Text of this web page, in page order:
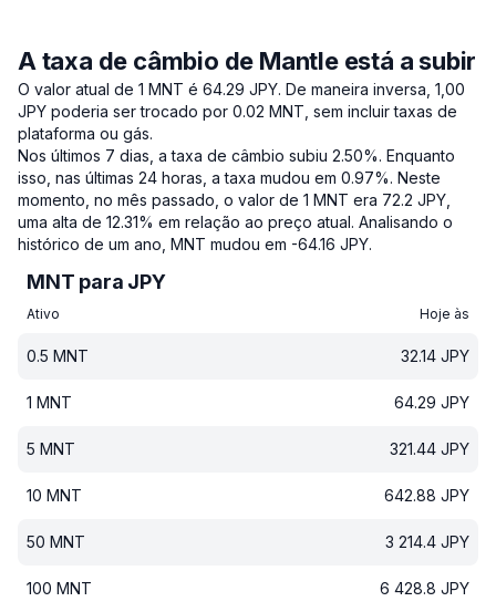
A taxa de câmbio de Mantle está a subir
O valor atual de 1 MNT é 64.29 JPY. De maneira inversa, 1,00
JPY poderia ser trocado por 0.02 MNT, sem incluir taxas de
plataforma ou gás.
Nos últimos 7 dias, a taxa de câmbio subiu 2.50%. Enquanto
isso, nas últimas 24 horas, a taxa mudou em 0.97%. Neste
momento, no mês passado, o valor de 1 MNT era 72.2 JPY,
uma alta de 12.31% em relação ao preço atual. Analisando o
histórico de um ano, MNT mudou em -64.16 JPY.
MNT para JPY
Ativo Hoje às
0.5 MNT 32.14 JPY
1 MNT 64.29 JPY
5 MNT 321.44 JPY
10 MNT 642.88 JPY
50 MNT 3 214.4 JPY
100 MNT 6 428.8 JPY